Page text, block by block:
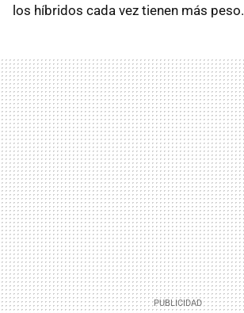
los híbridos cada vez tienen más peso.